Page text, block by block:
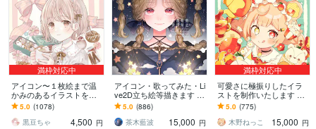
満枠対応中
アイコン〜１枚絵まで温
かみのあるイラストを描
きます ★ココナラ自体が
初めての方も、お気軽に
ご相談ください♪★
5.0 (1078)
黒豆ちゃ
4,500 円
アイコン・歌ってみた・Li
ve2D立ち絵等描きます ち
びキャラや配信用イラス
ト等、幅広く制作してい
ます！
5.0 (886)
茶木藍波
15,000 円
満枠対応中
可愛さに極振りしたイラ
ストを制作いたします ★
商用利用＆二次利用込
み！ミニキャラは小物２
点まで無料！★
5.0 (775)
木野ねっこ
15,000 円